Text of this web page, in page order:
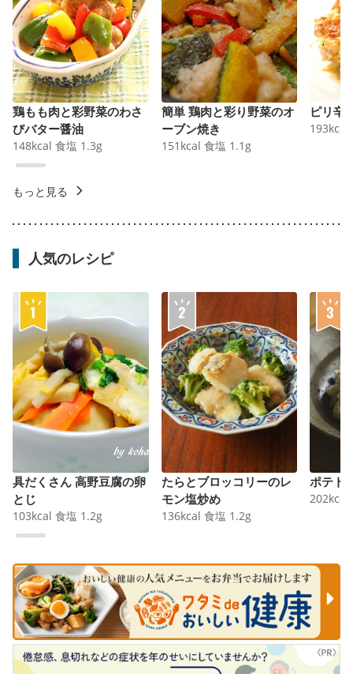
鶏もも肉と彩野菜のわさ
びバター醤油
148kcal 食塩 1.3g
簡単 鶏肉と彩り野菜のオ
ーブン焼き
151 kcal 食塩 1.1 g
ピリ辛
193kcal
もっと見る
人気のレシピ
具だくさん 高野豆腐の卵
とじ
103kcal 食塩 1.2g
たらとブロッコリーのレ
モン塩炒め
136kcal 食塩 1.2g
ポテト
202kcal